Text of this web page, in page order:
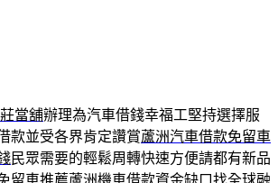
當舖辦理為汽車借錢幸福工堅持選擇服
款並受各界肯定讚賞蘆洲汽車借款免留車
民眾需要的輕鬆周轉快速方便請都有新品
留車推薦蘆洲機車借款資金缺口找全球融